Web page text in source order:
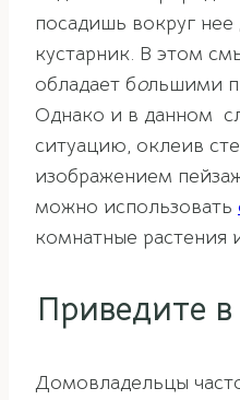
посадишь вокруг нее
кустарник. В этом
обладает большими
Однако и в данном
ситуацию, оклеив
изображением
можно использовать
комнатные растения
Приведите
Домовладельцы